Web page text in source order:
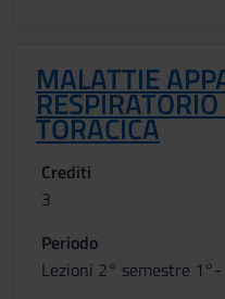
MALATTIE
TORACICA
Crediti
3
Periodo
Lezioni 2° semestre